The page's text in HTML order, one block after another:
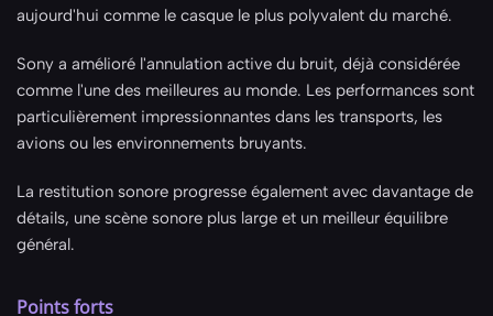
aujourd'hui comme le casque le plus polyvalent du marché.
Sony a amélioré l'annulation active du bruit, déjà considérée
comme l'une des meilleures au monde. Les performances sont
particulièrement impressionnantes dans les transports, les
avions ou les environnements bruyants.
La restitution sonore progresse également avec davantage de
détails, une scène sonore plus large et un meilleur équilibre
général.
Points forts